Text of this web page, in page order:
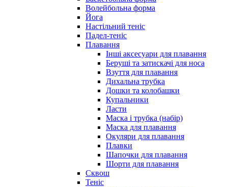
Волейбольна форма
Йога
Настільний теніс
Падел-теніс
Плавання
Інші аксесуари для плавання
Беруші та затискачі для носа
Взуття для плавання
Дихальна трубка
Дошки та колобашки
Купальники
Ласти
Маска і трубка (набір)
Маска для плавання
Окуляри для плавання
Плавки
Шапочки для плавання
Шорти для плавання
Сквош
Теніс